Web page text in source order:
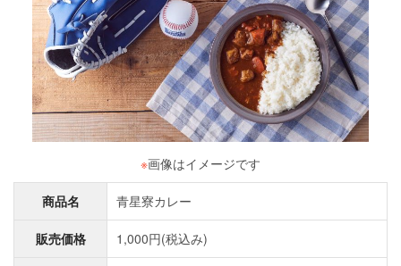
※画像はイメージです
商品名 青星寮カレー
販売価格 1,000円(税込み)